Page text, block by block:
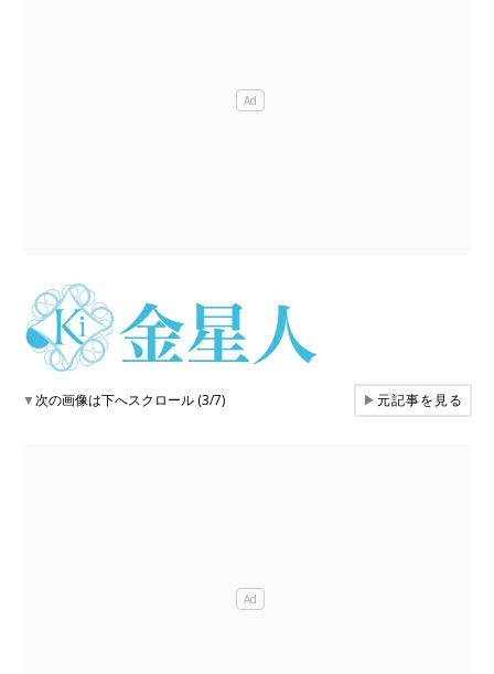
▼次の画像は下へスクロール (3/7) ▶元記事を見る